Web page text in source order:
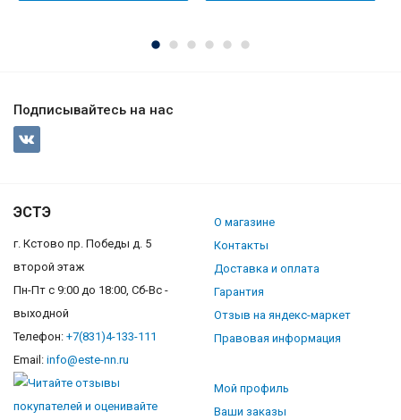
Подписывайтесь на нас
ЭСТЭ
г. Кстово пр. Победы д. 5
второй этаж
Пн-Пт с 9:00 до 18:00, Сб-Вс -
выходной
Телефон: +7(831)4-133-111
Email: info@este-nn.ru
О магазине
Контакты
Доставка и оплата
Гарантия
Отзыв на яндекс-маркет
Правовая информация
Мой профиль
Ваши заказы